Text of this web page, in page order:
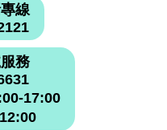
線
務
17:00